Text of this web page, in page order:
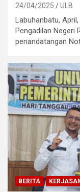
24/04/2025 ULB
Labuhanbatu,
Pengadilan Negeri
penandatangan
BERITA